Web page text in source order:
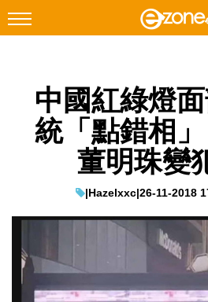
Facebook Instagram
科技焦點
教學評測
EduTech
IT Times
中國紅綠燈
統「點錯相
董明珠變
|Hazelxxc|26-11-2018